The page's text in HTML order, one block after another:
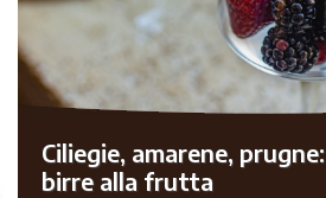
Ciliegie, amarene,
birre alla frutta